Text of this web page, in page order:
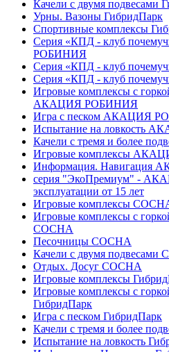
Качели с двумя подвесами
Урны. Вазоны ГибридПарк
Спортивные комплексы
Серия «КПД - клуб
РОБИНИЯ
Серия «КПД - клуб
Серия «КПД - клуб
Игровые комплексы с
АКАЦИЯ РОБИНИЯ
Игра с песком АКАЦИЯ
Испытание на ловкость
Качели с тремя и более
Игровые комплексы
Информация.
серия "ЭкоПремиум" -
эксплуатации от 15 лет
Игровые комплексы
Игровые комплексы с
СОСНА
Песочницы СОСНА
Качели с двумя
Отдых. Досуг СОСНА
Игровые комплексы
Игровые комплексы с
ГибридПарк
Игра с песком ГибридПарк
Качели с тремя и более
Испытание на ловкость